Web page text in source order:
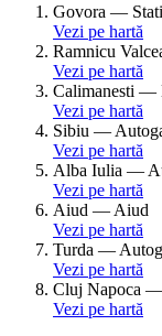
Govora —
Vezi pe hartă
Ramnicu
Vezi pe hartă
Calimanesti —
Vezi pe hartă
Sibiu —
Vezi pe hartă
Alba Iulia —
Vezi pe hartă
Aiud — Aiud
Vezi pe hartă
Turda —
Vezi pe hartă
Cluj Napoca —
Vezi pe hartă